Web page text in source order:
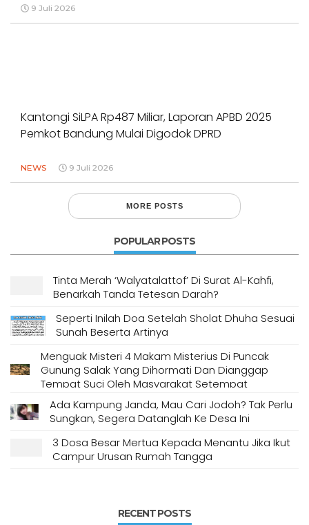
9 Juli 2026
Kantongi SiLPA Rp487 Miliar, Laporan APBD 2025
Pemkot Bandung Mulai Digodok DPRD
NEWS 9 Juli 2026
MORE POSTS
POPULAR POSTS
Tinta Merah ‘Walyatalattof’ Di Surat Al-Kahfi,
Benarkah Tanda Tetesan Darah?
Seperti Inilah Doa Setelah Sholat Dhuha Sesuai
Sunah Beserta Artinya
Menguak Misteri 4 Makam Misterius Di Puncak
Gunung Salak Yang Dihormati Dan Dianggap
Tempat Suci Oleh Masyarakat Setempat
Ada Kampung Janda, Mau Cari Jodoh? Tak Perlu
Sungkan, Segera Datanglah Ke Desa Ini
3 Dosa Besar Mertua Kepada Menantu Jika Ikut
Campur Urusan Rumah Tangga
RECENT POSTS